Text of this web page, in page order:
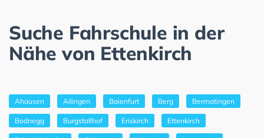
Suche Fahrschule in der
Nähe von Ettenkirch
Ahausen Ailingen Baienfurt Berg Bermatingen
Bodnegg Burgstallhof Eriskirch Ettenkirch